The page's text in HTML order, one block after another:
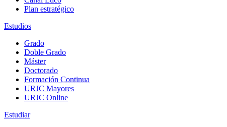
Plan estratégico
Estudios
Grado
Doble Grado
Máster
Doctorado
Formación Continua
URJC Mayores
URJC Online
Estudiar